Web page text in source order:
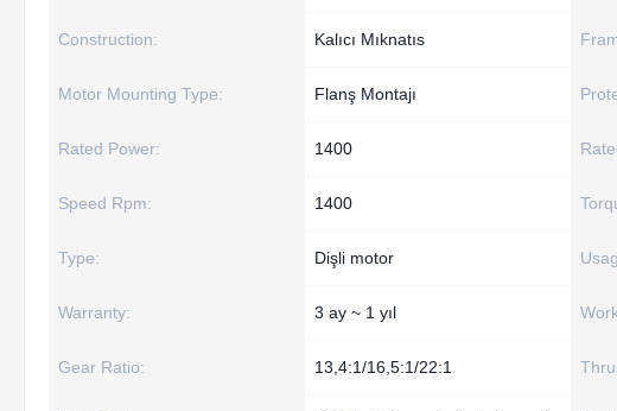
Construction: Kalıcı Mıknatıs
Motor Mounting Type: Flanş Montajı
Rated Power: 1400
Speed Rpm: 1400
Type: Dişli motor
Warranty: 3 ay ~ 1 yıl
Gear Ratio: 13,4:1/16,5:1/22:1